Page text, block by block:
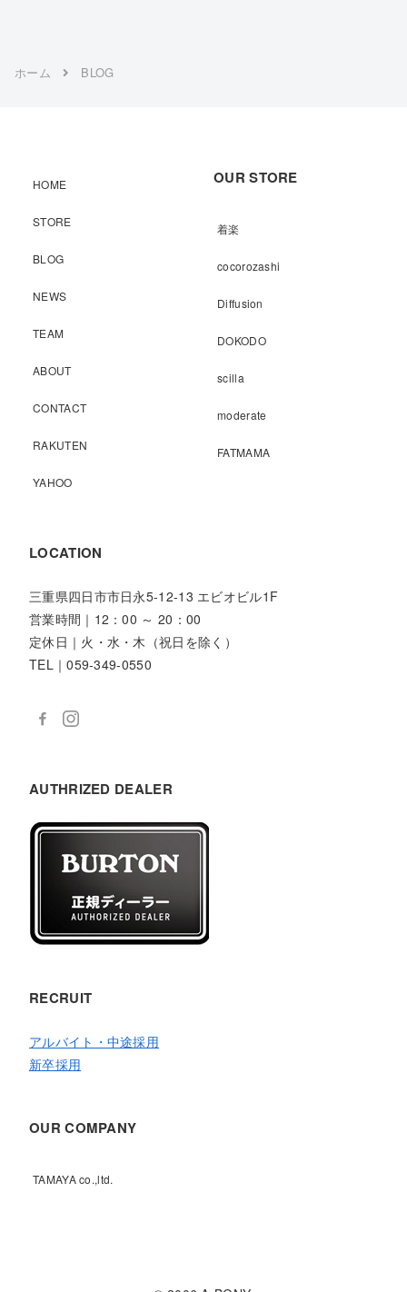
ホーム BLOG
HOME
STORE
BLOG
NEWS
TEAM
ABOUT
CONTACT
RAKUTEN
YAHOO
OUR STORE
着楽
cocorozashi
Diffusion
DOKODO
scilla
moderate
FATMAMA
LOCATION
三重県四日市市日永5-12-13 エビオビル1F
営業時間｜12：00 ～ 20：00
定休日｜火・水・木（祝日を除く）
TEL｜059-349-0550
AUTHRIZED DEALER
RECRUIT
アルバイト・中途採用
新卒採用
OUR COMPANY
TAMAYA co.,ltd.